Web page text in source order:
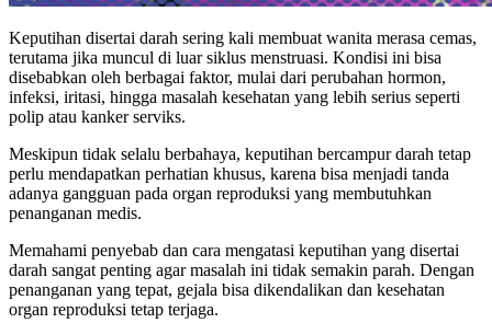
Keputihan disertai darah sering kali membuat wanita merasa cemas,
terutama jika muncul di luar siklus menstruasi. Kondisi ini bisa
disebabkan oleh berbagai faktor, mulai dari perubahan hormon,
infeksi, iritasi, hingga masalah kesehatan yang lebih serius seperti
polip atau kanker serviks.
Meskipun tidak selalu berbahaya, keputihan bercampur darah tetap
perlu mendapatkan perhatian khusus, karena bisa menjadi tanda
adanya gangguan pada organ reproduksi yang membutuhkan
penanganan medis.
Memahami penyebab dan cara mengatasi keputihan yang disertai
darah sangat penting agar masalah ini tidak semakin parah. Dengan
penanganan yang tepat, gejala bisa dikendalikan dan kesehatan
organ reproduksi tetap terjaga.